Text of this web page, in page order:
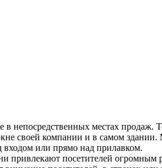
местах продаж.
своей компании и в самом
или прямо над прилавком.
посетителей огромным